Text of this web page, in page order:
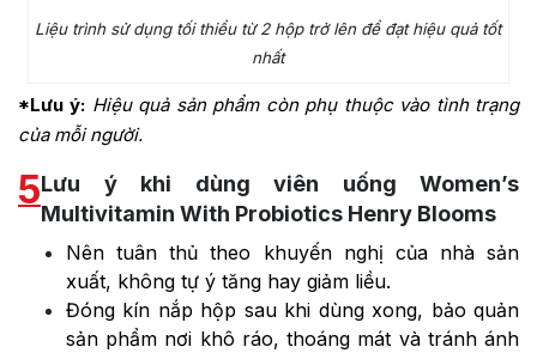
Liệu trình sử dụng tối thiểu từ 2 hộp trở lên để đạt hiệu quả tốt
nhất
*Lưu ý: Hiệu quả sản phẩm còn phụ thuộc vào tình trạng
của mỗi người.
5Lưu ý khi dùng viên uống Women’s
Multivitamin With Probiotics Henry Blooms
Nên tuân thủ theo khuyến nghị của nhà sản
xuất, không tự ý tăng hay giảm liều.
Đóng kín nắp hộp sau khi dùng xong, bảo quản
sản phẩm nơi khô ráo, thoáng mát và tránh ánh